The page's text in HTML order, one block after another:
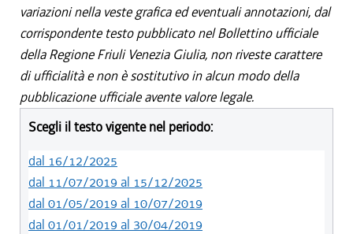
variazioni nella veste grafica ed eventuali annotazioni, dal
corrispondente testo pubblicato nel Bollettino ufficiale
della Regione Friuli Venezia Giulia, non riveste carattere
di ufficialità e non è sostitutivo in alcun modo della
pubblicazione ufficiale avente valore legale.
Scegli il testo vigente nel periodo:
dal 16/12/2025
dal 11/07/2019 al 15/12/2025
dal 01/05/2019 al 10/07/2019
dal 01/01/2019 al 30/04/2019